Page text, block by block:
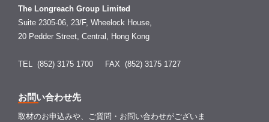
The Longreach Group Limited
Suite 2305-06, 23/F, Wheelock House,
20 Pedder Street, Central, Hong Kong
TEL (852) 3175 1700 FAX (852) 3175 1727
お問い合わせ先
取材のお申込みや、ご質問・お問い合わせがございま